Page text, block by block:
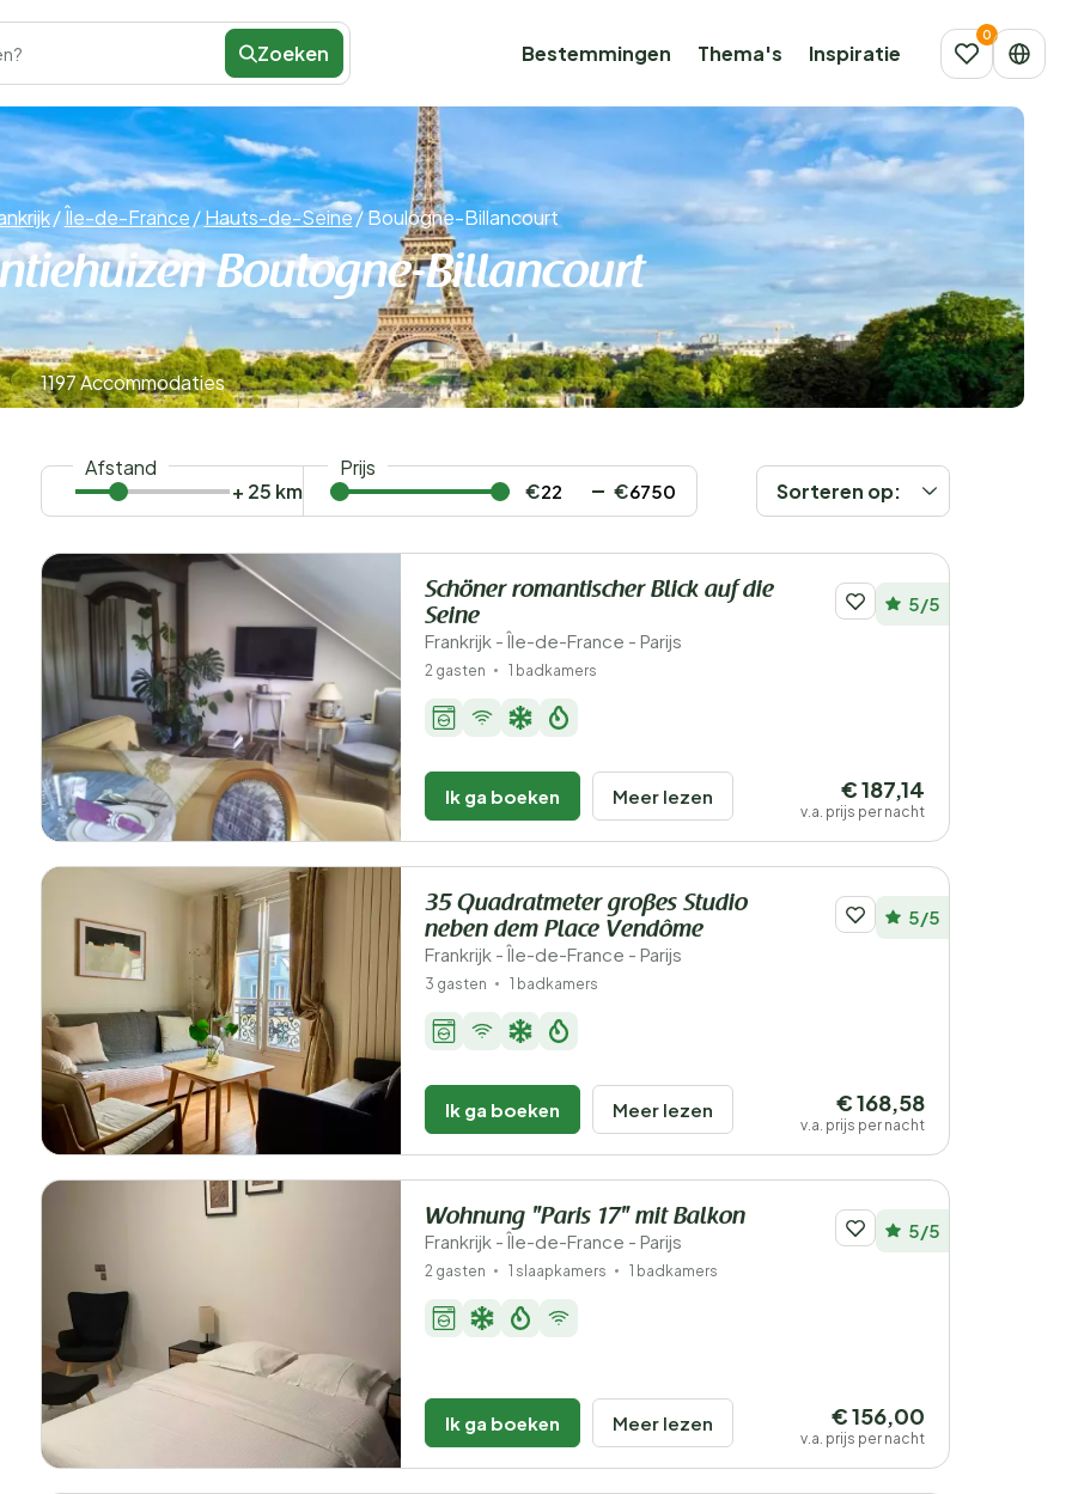
Zoeken Bestemmingen Thema's Inspiratie
/Île-de-France/Hauts-de-Seine/Boulogne-Billancourt
Boulogne-Billancourt
1197 Accommodaties
Afstand
+ 25 km
Prijs
€
€ Sorteren op:
Schöner romantischer Blick auf die
Seine
Frankrijk - Île-de-France - Parijs
5/5
2 gasten 1 badkamers
Ik ga boeken Meer lezen € 187,14
v.a. prijs per nacht
35 Quadratmeter großes Studio
neben dem Place Vendôme
Frankrijk - Île-de-France - Parijs
5/5
3 gasten 1 badkamers
Ik ga boeken Meer lezen € 168,58
v.a. prijs per nacht
Wohnung "Paris 17" mit Balkon
Frankrijk - Île-de-France - Parijs 5/5
2 gasten 1 slaapkamers 1 badkamers
Ik ga boeken Meer lezen € 156,00
v.a. prijs per nacht